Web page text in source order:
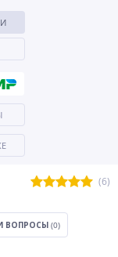
(6)
ВОПРОСЫ (0)